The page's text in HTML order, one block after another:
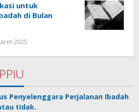
untuk
di Bulan
2025
Penyelenggara Perjalanan Ibadah
tidak.